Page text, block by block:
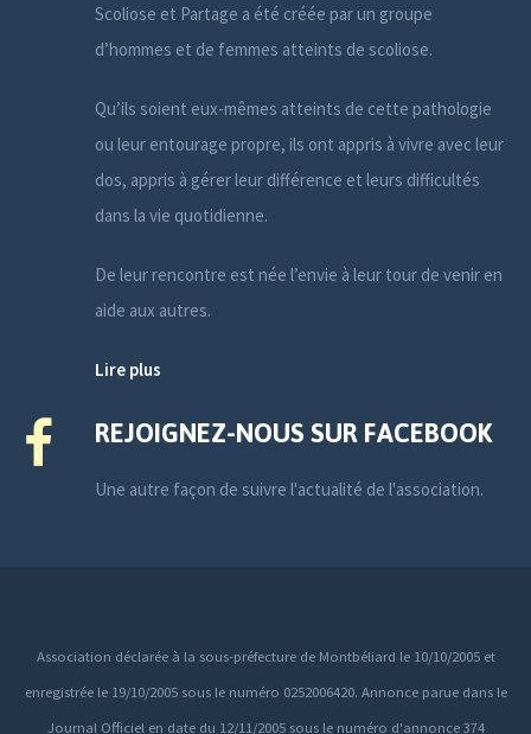
Scoliose et Partage a été créée par un groupe
d’hommes et de femmes atteints de scoliose.
Qu’ils soient eux-mêmes atteints de cette pathologie
ou leur entourage propre, ils ont appris à vivre avec leur
dos, appris à gérer leur différence et leurs difficultés
dans la vie quotidienne.
De leur rencontre est née l’envie à leur tour de venir en
aide aux autres.
Lire plus
REJOIGNEZ-NOUS SUR FACEBOOK
Une autre façon de suivre l'actualité de l'association.
Association déclarée à la sous-préfecture de Montbéliard le 10/10/2005 et
enregistrée le 19/10/2005 sous le numéro 0252006420. Annonce parue dans le
Journal Officiel en date du 12/11/2005 sous le numéro d'annonce 374